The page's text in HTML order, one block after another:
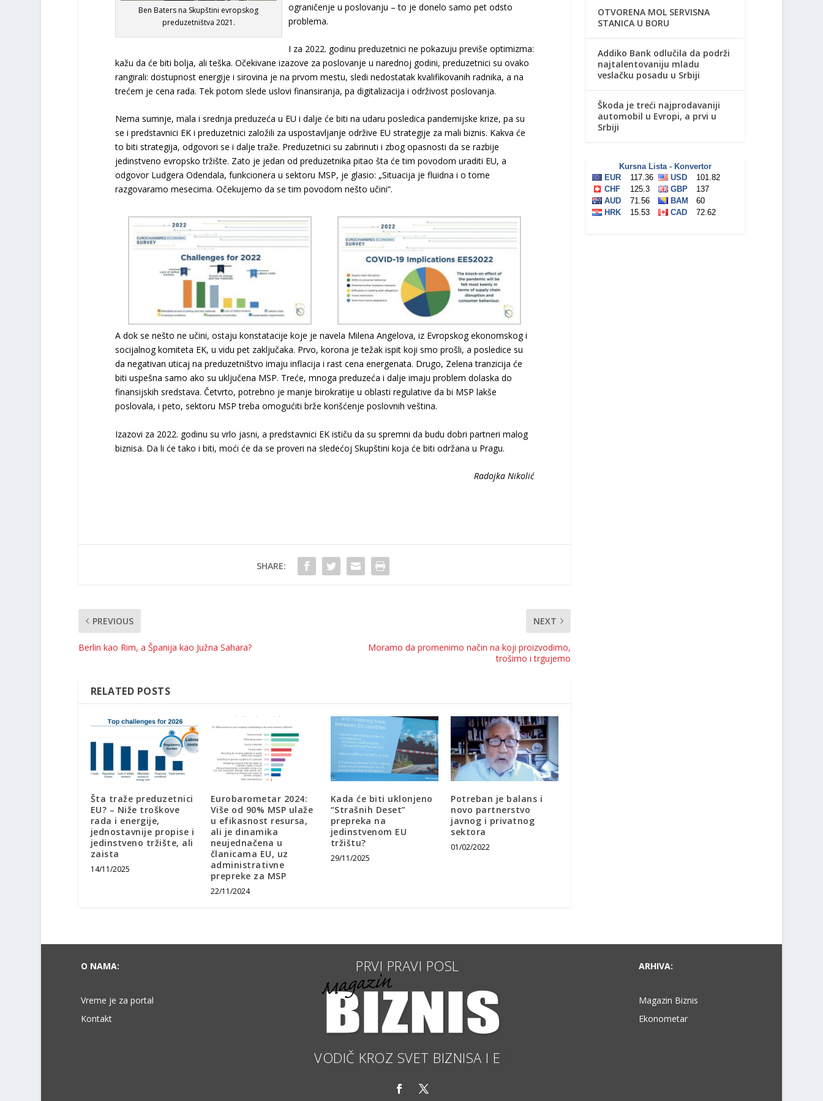
Ben Baters na Skupštini evropskog
preduzetništva 2021.
ograničenje u poslovanju – to je donelo samo pet odsto
problema.
I za 2022. godinu preduzetnici ne pokazuju previše optimizma:
kažu da će biti bolja, ali teška. Očekivane izazove za poslovanje u narednoj godini, preduzetnici su ovako
rangirali: dostupnost energije i sirovina je na prvom mestu, sledi nedostatak kvalifikovanih radnika, a na
trećem je cena rada. Tek potom slede uslovi finansiranja, pa digitalizacija i održivost poslovanja.
Nema sumnje, mala i srednja preduzeća u EU i dalje će biti na udaru posledica pandemijske krize, pa su
se i predstavnici EK i preduzetnici založili za uspostavljanje održive EU strategije za mali biznis. Kakva će
to biti strategija, odgovori se i dalje traže. Preduzetnici su zabrinuti i zbog opasnosti da se razbije
jedinstveno evropsko tržište. Zato je jedan od preduzetnika pitao šta će tim povodom uraditi EU, a
odgovor Ludgera Odendala, funkcionera u sektoru MSP, je glasio: „Situacija je fluidna i o tome
razgovaramo mesecima. Očekujemo da se tim povodom nešto učini“.
A dok se nešto ne učini, ostaju konstatacije koje je navela Milena Angelova, iz Evropskog ekonomskog i
socijalnog komiteta EK, u vidu pet zaključaka. Prvo, korona je težak ispit koji smo prošli, a posledice su
da negativan uticaj na preduzetništvo imaju inflacija i rast cena energenata. Drugo, Zelena tranzicija će
biti uspešna samo ako su uključena MSP. Treće, mnoga preduzeća i dalje imaju problem dolaska do
finansijskih sredstava. Četvrto, potrebno je manje birokratije u oblasti regulative da bi MSP lakše
poslovala, i peto, sektoru MSP treba omogućiti brže korišćenje poslovnih veština.
Izazovi za 2022. godinu su vrlo jasni, a predstavnici EK ističu da su spremni da budu dobri partneri malog
biznisa. Da li će tako i biti, moći će da se proveri na sledećoj Skupštini koja će biti održana u Pragu.
Radojka Nikolić
SHARE:
PREVIOUS
Berlin kao Rim, a Španija kao Južna Sahara?
NEXT
Moramo da promenimo način na koji proizvodimo,
trošimo i trgujemo
RELATED POSTS
Šta traže preduzetnici
EU? – Niže troškove
rada i energije,
jednostavnije propise i
jedinstveno tržište, ali
zaista
14/11/2025
Eurobarometar 2024:
Više od 90% MSP ulaže
u efikasnost resursa,
ali je dinamika
neujednačena u
članicama EU, uz
administrativne
prepreke za MSP
22/11/2024
Kada će biti uklonjeno
“Strašnih Deset”
prepreka na
jedinstvenom EU
tržištu?
29/11/2025
Potreban je balans i
novo partnerstvo
javnog i privatnog
sektora
01/02/2022
OTVORENA MOL SERVISNA
STANICA U BORU
Addiko Bank odlučila da podrži
najtalentovaniju mladu
veslačku posadu u Srbiji
Škoda je treći najprodavaniji
automobil u Evropi, a prvi u
Srbiji
O NAMA:
Vreme je za portal
Kontakt
VODIČ KROZ
ARHIVA:
Magazin Biznis
Ekonometar